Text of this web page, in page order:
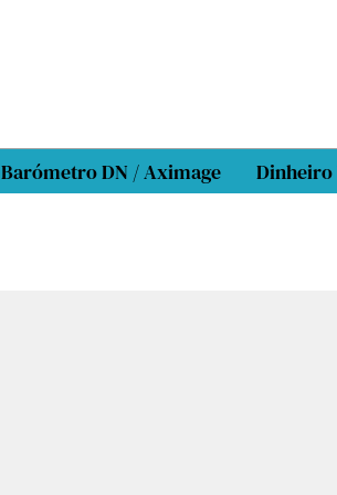
Barómetro DN / Aximage Dinheiro